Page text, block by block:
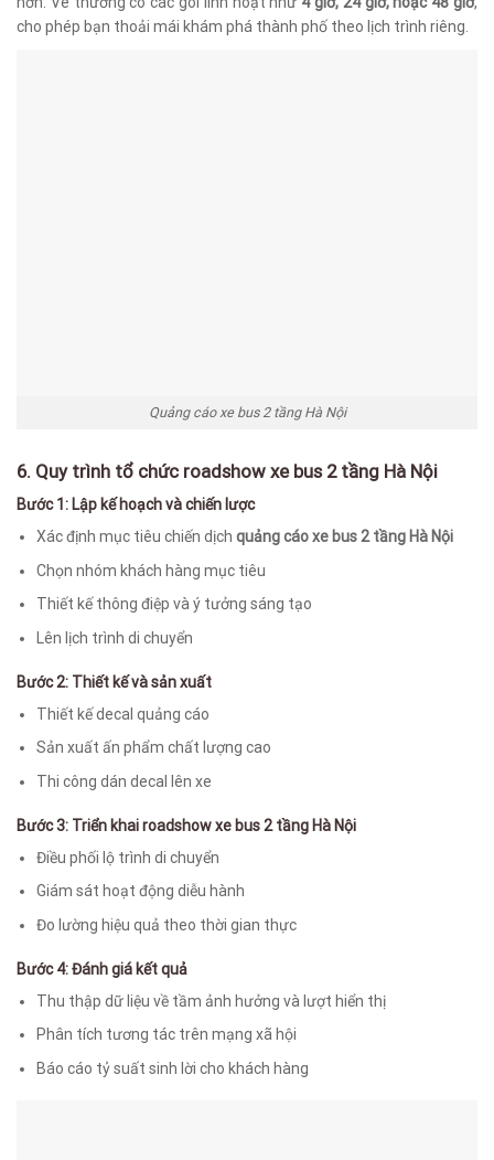
cho phép bạn thoải mái khám phá thành phố theo lịch trình riêng.
Quảng cáo xe bus 2 tầng Hà Nội
6. Quy trình tổ chức roadshow xe bus 2 tầng Hà Nội
Bước 1: Lập kế hoạch và chiến lược
Xác định mục tiêu chiến dịchquảng cáo xe bus 2 tầng Hà Nội
Chọn nhóm khách hàng mục tiêu
Thiết kế thông điệp và ý tưởng sáng tạo
Lên lịch trình di chuyển
Bước 2: Thiết kế và sản xuất
Thiết kế decal quảng cáo
Sản xuất ấn phẩm chất lượng cao
Thi công dán decal lên xe
Bước 3: Triển khairoadshow xe bus 2 tầng Hà Nội
Điều phối lộ trình di chuyển
Giám sát hoạt động diễu hành
Đo lường hiệu quả theo thời gian thực
Bước 4: Đánh giá kết quả
Thu thập dữ liệu về tầm ảnh hưởng và lượt hiển thị
Phân tích tương tác trên mạng xã hội
Báo cáo tỷ suất sinh lời cho khách hàng